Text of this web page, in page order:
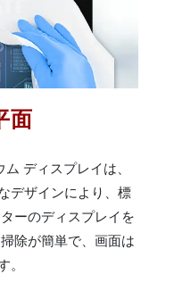
面
ディスプレイは、
デザインにより、標
ーのディスプレイを
除が簡単で、画面は